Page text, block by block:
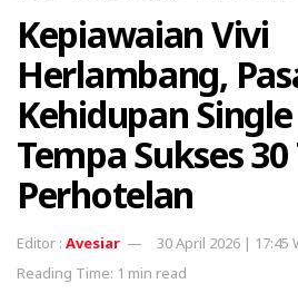
Kepiawaian Vivi
Herlambang,
Kehidupan
Tempa Sukses
Perhotelan
Avesiar
30 April 2026 | 17:45
Reading Time: 1 min read